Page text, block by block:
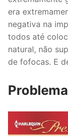
era
negativa na
todos até
natural, não
de fofocas. E